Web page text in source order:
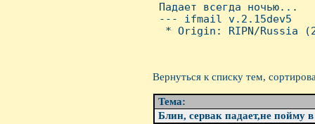
Падает всегда ночью...
--- ifmail v.2.15dev5
* Origin: RIPN/Russia
Вернуться к списку тем,
Тема:
Блин, сервак падает,не пойму